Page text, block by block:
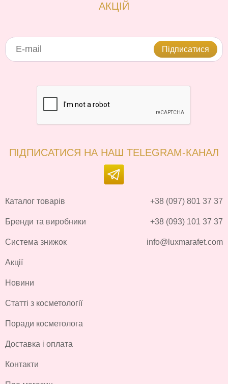
АКЦІЙ
Підписатися
ПІДПИСАТИСЯ НА НАШ TELEGRAM-КАНАЛ
Каталог товарів
Бренди та виробники
Система знижок
Акції
Новини
Статті з косметології
Поради косметолога
Доставка і оплата
Контакти
+38 (097) 801 37 37
+38 (093) 101 37 37
info@luxmarafet.com